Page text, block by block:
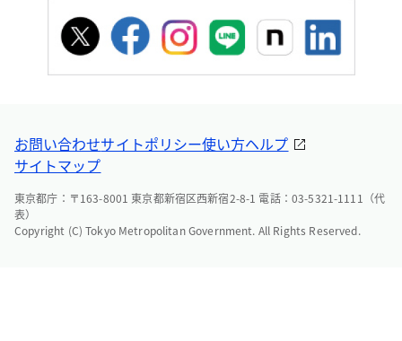
お問い合わせサイトポリシー使い方ヘルプ
サイトマップ
東京都庁：〒163-8001 東京都新宿区西新宿2-8-1 電話：03-5321-1111（代
表）
Copyright (C) Tokyo Metropolitan Government. All Rights Reserved.